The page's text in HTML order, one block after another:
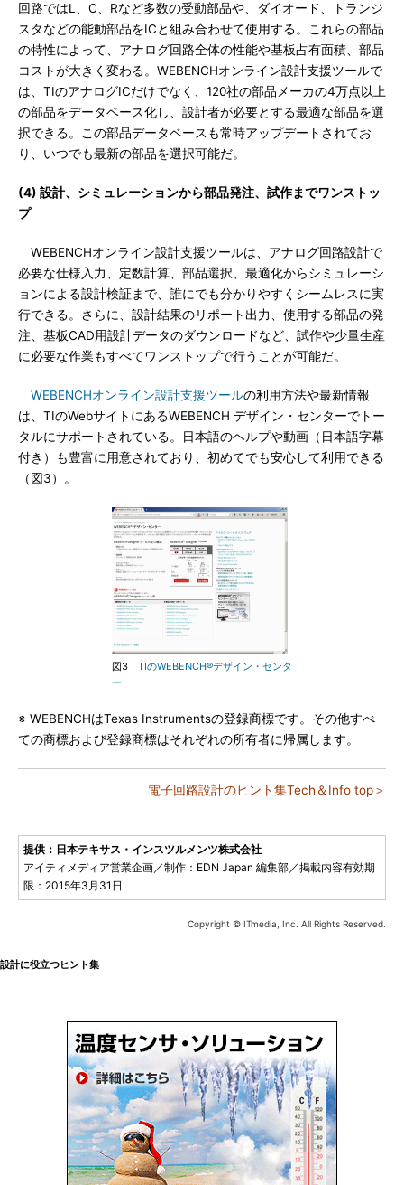
回路ではL、C、Rなど多数の受動部品や、ダイオード、トランジ
スタなどの能動部品をICと組み合わせて使用する。これらの部品
の特性によって、アナログ回路全体の性能や基板占有面積、部品
コストが大きく変わる。WEBENCHオンライン設計支援ツールで
は、TIのアナログICだけでなく、120社の部品メーカの4万点以上
の部品をデータベース化し、設計者が必要とする最適な部品を選
択できる。この部品データベースも常時アップデートされてお
り、いつでも最新の部品を選択可能だ。
(4) 設計、シミュレーションから部品発注、試作までワンストッ
プ
WEBENCHオンライン設計支援ツールは、アナログ回路設計で
必要な仕様入力、定数計算、部品選択、最適化からシミュレーシ
ョンによる設計検証まで、誰にでも分かりやすくシームレスに実
行できる。さらに、設計結果のリポート出力、使用する部品の発
注、基板CAD用設計データのダウンロードなど、試作や少量生産
に必要な作業もすべてワンストップで行うことが可能だ。
WEBENCHオンライン設計支援ツールの利用方法や最新情報
は、TIのWebサイトにあるWEBENCH デザイン・センターでトー
タルにサポートされている。日本語のヘルプや動画（日本語字幕
付き）も豊富に用意されており、初めてでも安心して利用できる
（図3）。
図3 TIのWEBENCH®デザイン・センタ
ー
※ WEBENCHはTexas Instrumentsの登録商標です。その他すべ
ての商標および登録商標はそれぞれの所有者に帰属します。
電子回路設計のヒント集Tech＆Info top＞
提供：日本テキサス・インスツルメンツ株式会社
アイティメディア営業企画／制作：EDN Japan 編集部／掲載内容有効期
限：2015年3月31日
Copyright © ITmedia, Inc. All Rights Reserved.
設計に役立つヒント集